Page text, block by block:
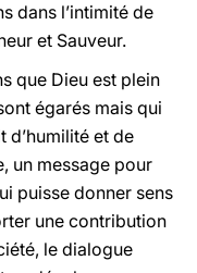
dans l’intimité de
et Sauveur.
que Dieu est plein
égarés mais qui
d’humilité et de
un message pour
puisse donner sens
une contribution
le dialogue